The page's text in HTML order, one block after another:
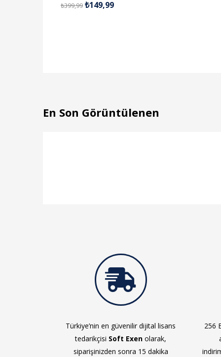
5.00oy aldı
₺399,99 ₺149,99
En Son Görüntülenen
Türkiye’nin en güvenilir dijital lisans
tedarikçisi Soft Exen olarak,
siparişinizden sonra 15 dakika
256